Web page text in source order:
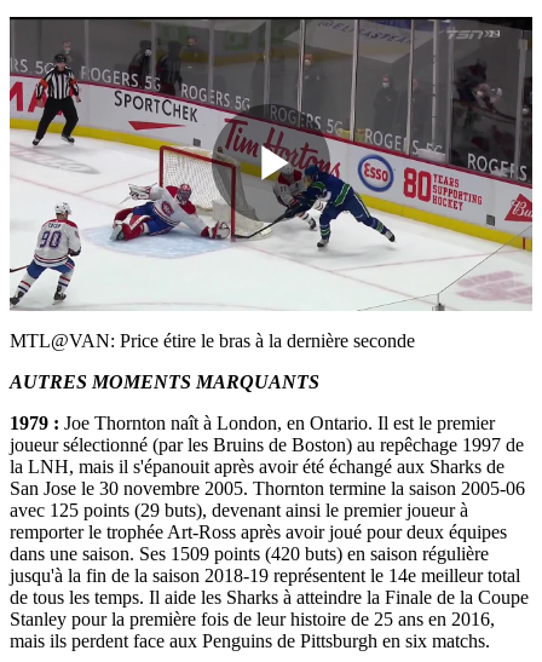
Play
Video
MTL@VAN: Price étire le bras à la dernière seconde
AUTRES MOMENTS MARQUANTS
1979 : Joe Thornton naît à London, en Ontario. Il est le premier
joueur sélectionné (par les Bruins de Boston) au repêchage 1997 de
la LNH, mais il s'épanouit après avoir été échangé aux Sharks de
San Jose le 30 novembre 2005. Thornton termine la saison 2005-06
avec 125 points (29 buts), devenant ainsi le premier joueur à
remporter le trophée Art-Ross après avoir joué pour deux équipes
dans une saison. Ses 1509 points (420 buts) en saison régulière
jusqu'à la fin de la saison 2018-19 représentent le 14e meilleur total
de tous les temps. Il aide les Sharks à atteindre la Finale de la Coupe
Stanley pour la première fois de leur histoire de 25 ans en 2016,
mais ils perdent face aux Penguins de Pittsburgh en six matchs.